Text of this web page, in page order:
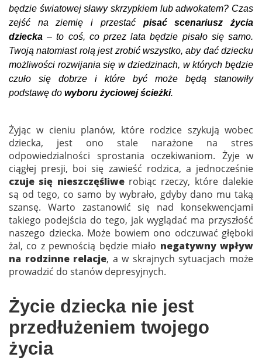
kuchnia
praca
galerie
będzie światowej sławy skrzypkiem lub adwokatem? Czas
zejść na ziemię i przestać pisać scenariusz życia
dziecka– to coś, co przez lata będzie pisało się samo.
Twoją natomiast rolą jest zrobić wszystko, aby dać dziecku
możliwości rozwijania się w dziedzinach, w których będzie
czuło się dobrze i które być może będą stanowiły
podstawę do wyboru życiowej ścieżki.
Żyjąc w cieniu planów, które rodzice szykują wobec
dziecka, jest ono stale narażone na stres
odpowiedzialności sprostania oczekiwaniom. Żyje w
ciągłej presji, boi się zawieść rodzica, a jednocześnie
czuje się nieszczęśliwerobiąc rzeczy, które dalekie
są od tego, co samo by wybrało, gdyby dano mu taką
szansę. Warto zastanowić się nad konsekwencjami
takiego podejścia do tego, jak wyglądać ma przyszłość
naszego dziecka. Może bowiem ono odczuwać głęboki
żal, co z pewnością będzie miało negatywny wpływ
na rodzinne relacje, a w skrajnych sytuacjach może
prowadzić do stanów depresyjnych.
Życie dziecka nie jest
przedłużeniem twojego
życia